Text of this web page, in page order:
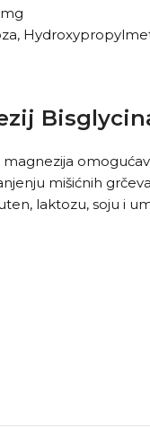
magnezija
mišićnih
laktozu, soju i